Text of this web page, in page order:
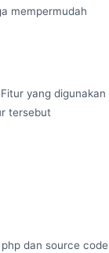
mempermudah
yang digunakan
tersebut
dan source code